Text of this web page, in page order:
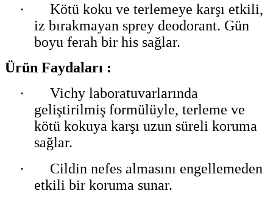
·
Kötü koku ve terlemeye karşı etkili,
iz bırakmayan sprey deodorant. Gün
boyu ferah bir his sağlar.
Ürün Faydaları :
·
Vichy laboratuvarlarında
geliştirilmiş formülüyle, terleme ve
kötü kokuya karşı uzun süreli koruma
sağlar.
·
Cildin nefes almasını engellemeden
etkili bir koruma sunar.